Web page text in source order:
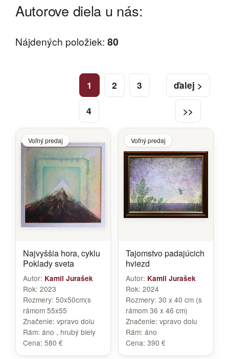
Autorove diela u nás:
Nájdených položiek: 80
ďalej >
>>
1 2 3
4
Voľný predaj
Najvyššia hora, cyklu
Poklady sveta
Autor: Kamil Jurašek
Rok: 2023
Rozmery: 50x50cm(s
rámom 55x55
Značenie: vpravo dolu
Rám: áno , hrubý biely
Cena: 580 €
Voľný predaj
Tajomstvo padajúcich
hviezd
Autor: Kamil Jurašek
Rok: 2024
Rozmery: 30 x 40 cm (s
rámom 36 x 46 cm)
Značenie: vpravo dolu
Rám: áno
Cena: 390 €